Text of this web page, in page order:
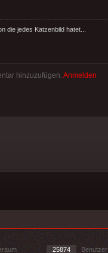
die jedes Katzenbild hatet...
hinzuzufügen. Anmelden
25874 Benutzer